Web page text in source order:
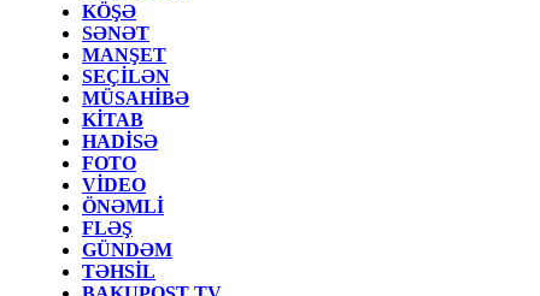
KÖŞƏ
SƏNƏT
MANŞET
SEÇİLƏN
MÜSAHİBƏ
KİTAB
HADİSƏ
FOTO
VİDEO
ÖNƏMLİ
FLƏŞ
GÜNDƏM
TƏHSİL